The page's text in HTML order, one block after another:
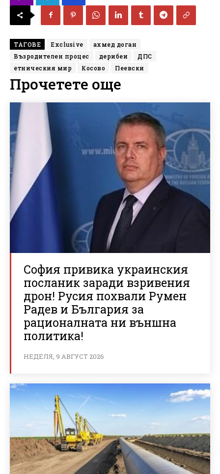
ТАГОВЕ Exclusive
ахмед доган
Възродителен процес
дерибеи
ДПС
етническия мир
Косово Пеевски
Прочетете още
София привика украинския
посланик заради взривения
дрон! Русия похвали Румен
Радев и България за
рационалната ни външна
политика!
НЕДЕЛЯ, 9 АВГУСТ 2026